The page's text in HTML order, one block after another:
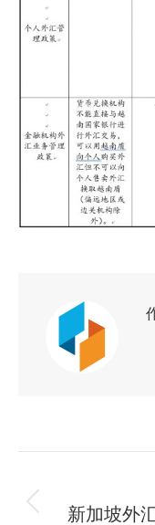
新加坡外